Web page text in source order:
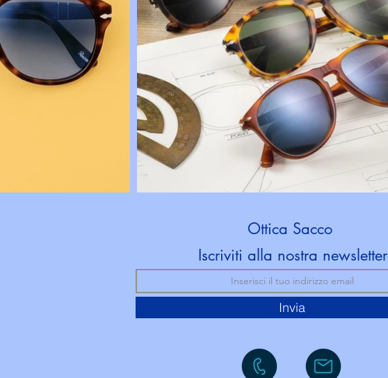
Ottica Sacco
Iscriviti alla nostra newsletter
Invia